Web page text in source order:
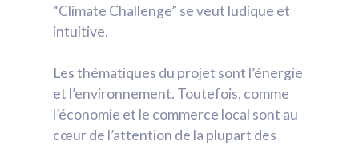
“Climate Challenge” se veut ludique et
intuitive.
Les thématiques du projet sont l’énergie
et l’environnement. Toutefois, comme
l’économie et le commerce local sont au
cœur de l’attention de la plupart des